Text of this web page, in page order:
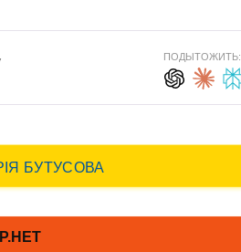
ПОДЫТОЖИТЬ: